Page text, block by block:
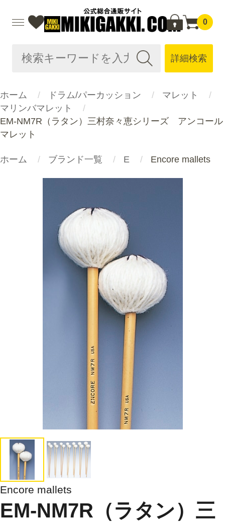
0
詳細検索
ホーム ドラム/パーカッション
マレット
マリンバマレット
EM-NM7R（ラタン）三村奈々恵シリーズ アンコール
マレット
ホーム ブランド一覧 E Encore mallets
Encore mallets
EM-NM7R（ラタン）三